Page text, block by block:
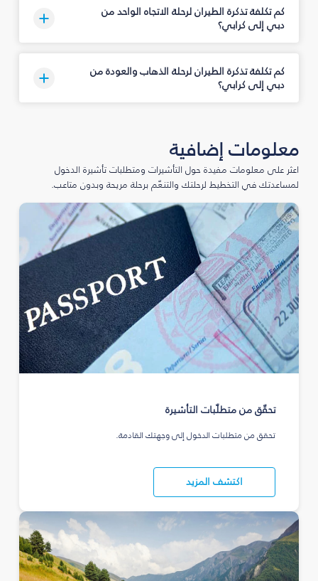
كم تكلفة تذكرة الطيران لرحلة الاتجاه الواحد من
دبي إلى كرابي؟
كم تكلفة تذكرة الطيران لرحلة الذهاب والعودة من
دبي إلى كرابي؟
معلومات إضافية
اعثر على معلومات مفيدة حول التأشيرات ومتطلبات تأشيرة الدخول
لمساعدتك في التخطيط لرحلتك والتنعّم برحلة مريحة وبدون متاعب.
تحقّق من متطلّبات التأشيرة
تحقق من متطلبات الدخول إلى وجهتك القادمة.
اكتشف المزيد